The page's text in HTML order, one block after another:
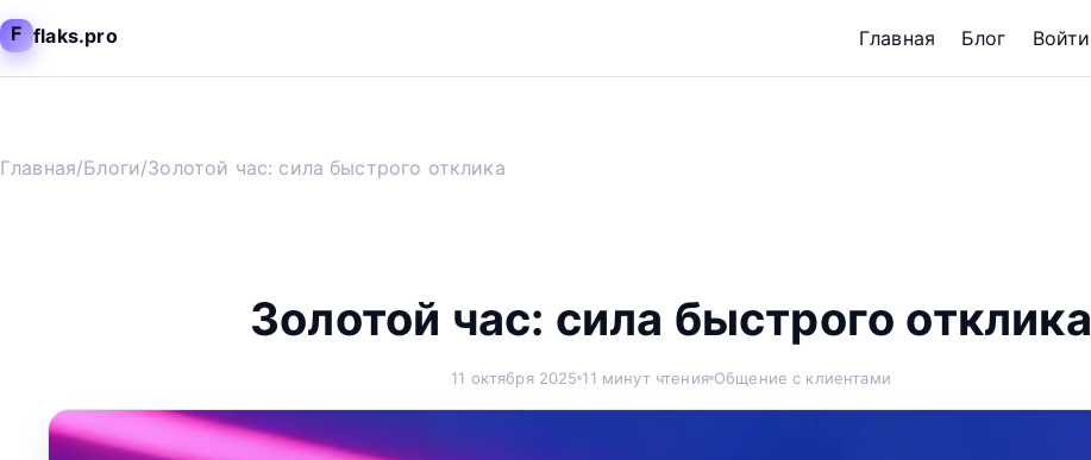
F flaks.pro Главная Блог Войти
Главная/Блоги/Золотой час: сила быстрого отклика
Золотой час: сила быстрого отклика
11 октября 2025 11 минут чтения Общение с клиентами